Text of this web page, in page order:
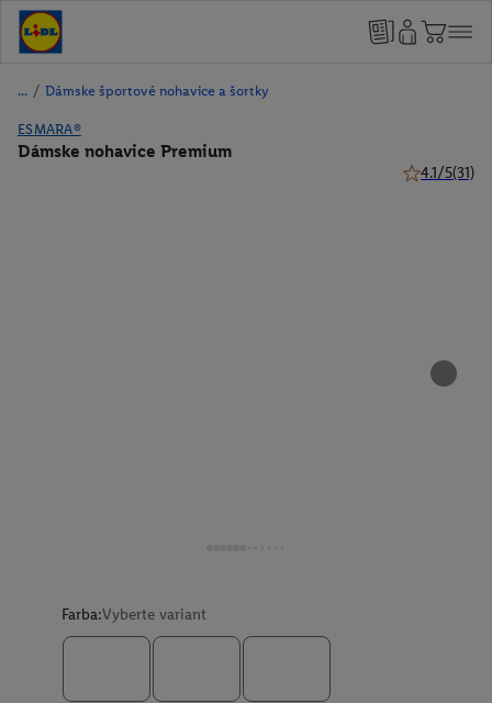
/ Dámske športové nohavice a šortky
ESMARA®
Dámske nohavice Premium
4.1/5(31)
Farba:Vyberte variant